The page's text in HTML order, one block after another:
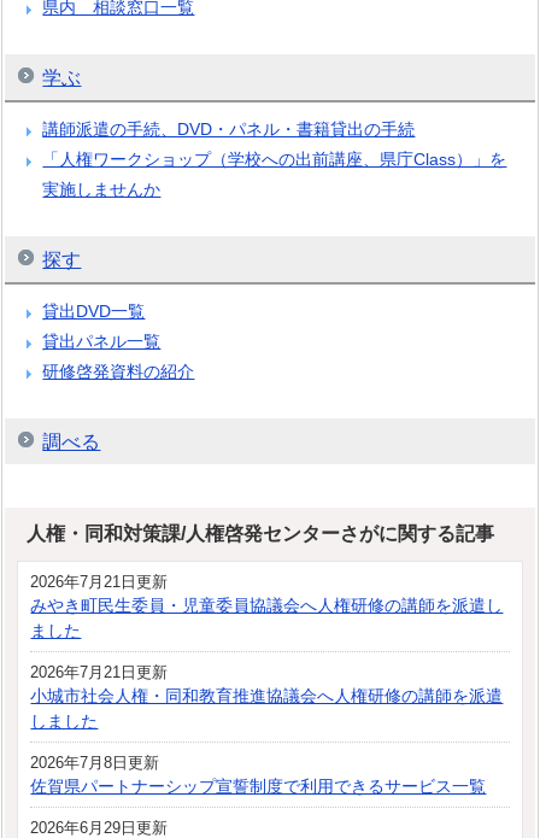
県内 相談窓口一覧
学ぶ
講師派遣の手続、DVD・パネル・書籍貸出の手続
「人権ワークショップ（学校への出前講座、県庁Class）」を
実施しませんか
探す
貸出DVD一覧
貸出パネル一覧
研修啓発資料の紹介
調べる
人権・同和対策課/人権啓発センターさがに関する記事
2026年7月21日更新
みやき町民生委員・児童委員協議会へ人権研修の講師を派遣し
ました
2026年7月21日更新
小城市社会人権・同和教育推進協議会へ人権研修の講師を派遣
しました
2026年7月8日更新
佐賀県パートナーシップ宣誓制度で利用できるサービス一覧
2026年6月29日更新